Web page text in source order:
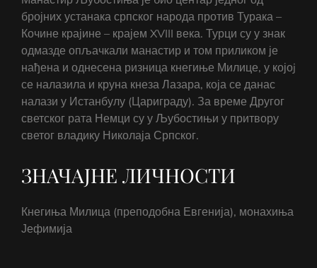
бројних устанака српског народа против Турака –
Кочине крајине – крајем XVIII века. Турци су у знак
одмазде опљачкали манастир и том приликом је
нађена и однесена ризница кнегиње Милице, у којоj
се налазила и круна кнеза Лазара, која се данас
налази у Истанбулу (Цариграду). За време Другог
светског рата Немци су у Љубостињи у притвору
светог владику Николаја Српског.
ЗНАЧАЈНЕ ЛИЧНОСТИ
Кнегиња Милица (преподобна Евгенија), монахиња
Јефимија